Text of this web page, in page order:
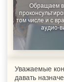
Обращаем
том числе и с
аудио-
Уважаемые
давать